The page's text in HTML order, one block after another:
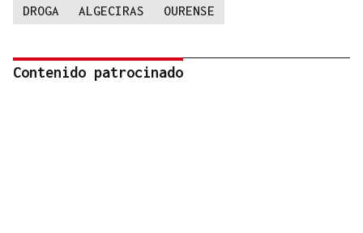
DROGA ALGECIRAS OURENSE
Contenido patrocinado